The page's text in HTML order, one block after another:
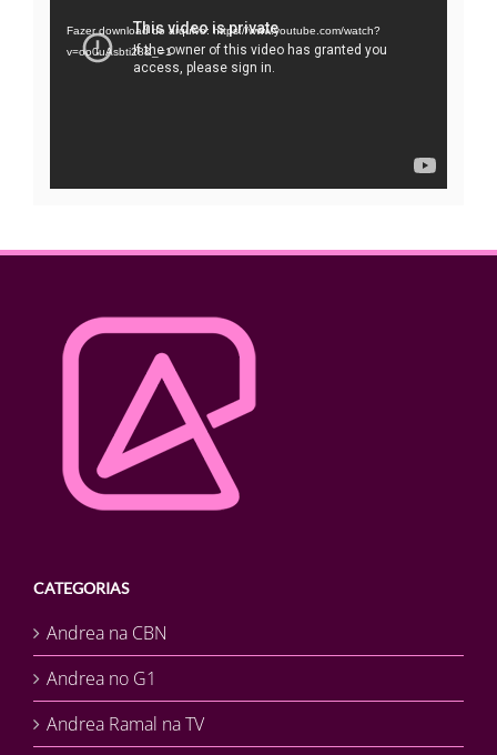
vídeo
Fazer download do arquivo: https://www.youtube.com/watch?
v=oo0uAsbti28&_=1
CATEGORIAS
Andrea na CBN
Andrea no G1
Andrea Ramal na TV